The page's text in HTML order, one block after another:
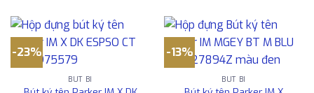
-23%
BÚT BI
-13%
BÚT BI